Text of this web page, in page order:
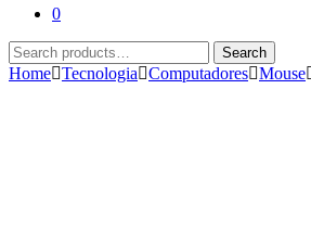
0
Search
for:
Search
Home Tecnologia Computadores Mouse